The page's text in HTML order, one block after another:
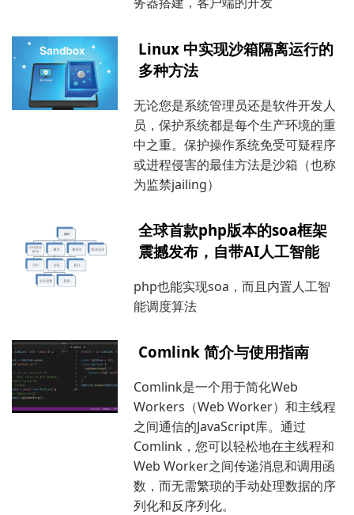
Linux 中实现沙箱隔离运行的
多种方法
无论您是系统管理员还是软件开发人
员，保护系统都是每个生产环境的重
中之重。保护操作系统免受可疑程序
或进程侵害的最佳方法是沙箱（也称
为监禁jailing）
全球首款php版本的soa框架
震撼发布，自带AI人工智能
php也能实现soa，而且内置人工智
能调度算法
Comlink 简介与使用指南
Comlink是一个用于简化Web
Workers（Web Worker）和主线程
之间通信的JavaScript库。通过
Comlink，您可以轻松地在主线程和
Web Worker之间传递消息和调用函
数，而无需繁琐的手动处理数据的序
列化和反序列化。